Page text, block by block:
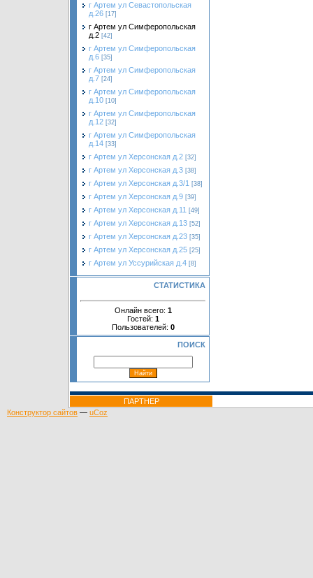
г Артем ул Севастопольская
д.26 [17]
г Артем ул Симферопольская
д.2 [42]
г Артем ул Симферопольская
д.6 [35]
г Артем ул Симферопольская
д.7 [24]
г Артем ул Симферопольская
д.10 [10]
г Артем ул Симферопольская
д.12 [32]
г Артем ул Симферопольская
д.14 [33]
г Артем ул Херсонская д.2 [32]
г Артем ул Херсонская д.3 [38]
г Артем ул Херсонская д.3/1 [38]
г Артем ул Херсонская д.9 [39]
г Артем ул Херсонская д.11 [49]
г Артем ул Херсонская д.13 [52]
г Артем ул Херсонская д.23 [35]
г Артем ул Херсонская д.25 [25]
г Артем ул Уссурийская д.4 [8]
СТАТИСТИКА
Онлайн всего: 1
Гостей: 1
Пользователей: 0
ПОИСК
ПАРТНЕР
Конструктор сайтов — uCoz